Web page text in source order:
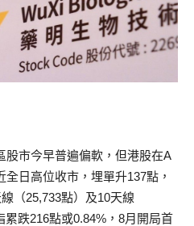
股市今早普遍偏軟，但港股在A
日高位收市，埋單升137點，
（25,733點）及10天線
累跌216點或0.84%，8月開局首